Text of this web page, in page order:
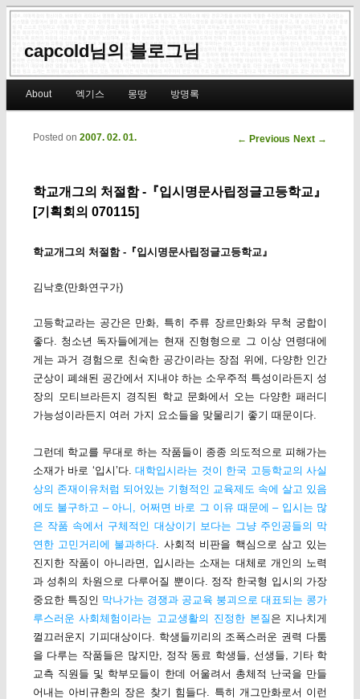
capcold님의 블로그님
Skip to primary content
Skip to secondary content
About 엑기스 몽땅 방명록
Post navigation
← Previous Next →
학교개그의 처절함 -『입시명문사립정글고등학교』
[기획회의 070115]
Posted on 2007. 02. 01.
학교개그의 처절함 -『입시명문사립정글고등학교』
김낙호(만화연구가)
고등학교라는 공간은 만화, 특히 주류 장르만화와 무척 궁합이
좋다. 청소년 독자들에게는 현재 진형형으로 그 이상 연령대에
게는 과거 경험으로 친숙한 공간이라는 장점 위에, 다양한 인간
군상이 폐쇄된 공간에서 지내야 하는 소우주적 특성이라든지 성
장의 모티브라든지 경직된 학교 문화에서 오는 다양한 패러디
가능성이라든지 여러 가지 요소들을 맞물리기 좋기 때문이다.
그런데 학교를 무대로 하는 작품들이 종종 의도적으로 피해가는
소재가 바로 ‘입시’다.대학입시라는 것이 한국 고등학교의 사실
상의 존재이유처럼 되어있는 기형적인 교육제도 속에 살고 있음
에도 불구하고 – 아니, 어쩌면 바로 그 이유 때문에 – 입시는 많
은 작품 속에서 구체적인 대상이기 보다는 그냥 주인공들의 막
연한 고민거리에 불과하다 . 사회적 비판을 핵심으로 삼고 있는
진지한 작품이 아니라면, 입시라는 소재는 대체로 개인의 노력
과 성취의 차원으로 다루어질 뿐이다. 정작 한국형 입시의 가장
중요한 특징인 막나가는 경쟁과 공교육 붕괴으로 대표되는 콩가
루스러운 사회체험이라는 고교생활의 진정한 본질 은 지나치게
껄끄러운지 기피대상이다. 학생들끼리의 조폭스러운 권력 다툼
을 다루는 작품들은 많지만, 정작 동료 학생들, 선생들, 기타 학
교측 직원들 및 학부모들이 한데 어울려서 총체적 난국을 만들
어내는 아비규환의 장은 찾기 힘들다. 특히 개그만화로서 이런